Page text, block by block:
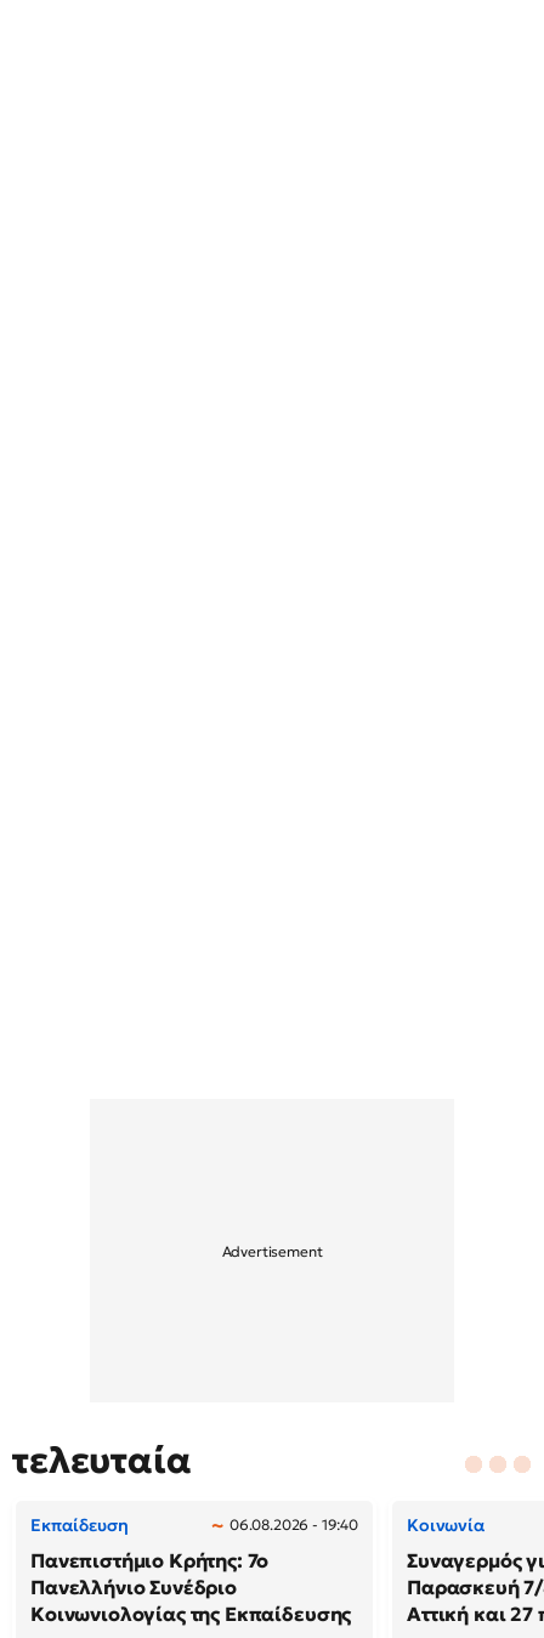
τελευταία
Εκπαίδευση 06.08.2026 - 19:40
Πανεπιστήμιο Κρήτης: 7ο
Πανελλήνιο Συνέδριο
Κοινωνιολογίας της Εκπαίδευσης
Κοινωνία
Συναγερμός
Παρασκευή 7/
Αττική και 27